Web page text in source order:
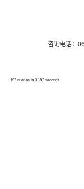
咨询电话：
102 queries in 0.182 seconds.